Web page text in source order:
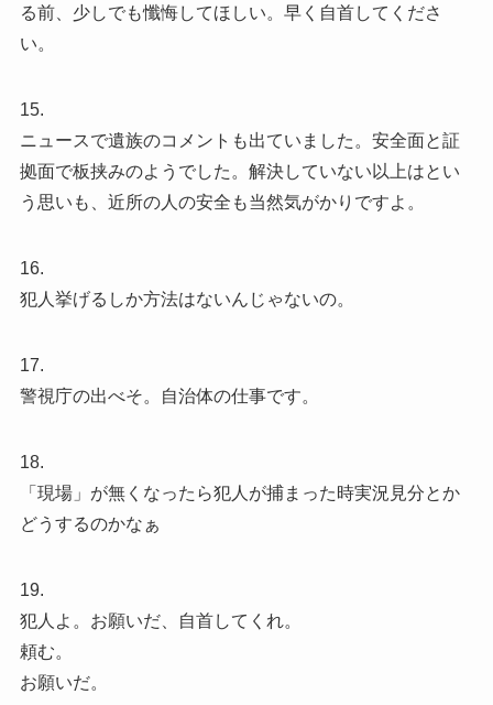
る前、少しでも懺悔してほしい。早く自首してくださ
い。
15.
ニュースで遺族のコメントも出ていました。安全面と証
拠面で板挟みのようでした。解決していない以上はとい
う思いも、近所の人の安全も当然気がかりですよ。
16.
犯人挙げるしか方法はないんじゃないの。
17.
警視庁の出べそ。自治体の仕事です。
18.
「現場」が無くなったら犯人が捕まった時実況見分とか
どうするのかなぁ
19.
犯人よ。お願いだ、自首してくれ。
頼む。
お願いだ。